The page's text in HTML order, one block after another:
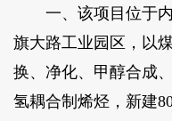
一、该项目位于内
旗大路工业园区，以
换、净化、甲醇合成
氢耦合制烯烃，新建